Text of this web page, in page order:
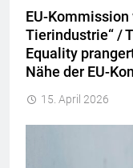
EU-
Tierindustrie“ /
Equality
Nähe der EU-
15. April 2026